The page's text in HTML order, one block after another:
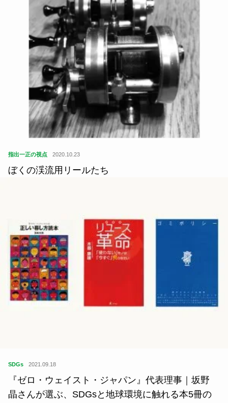
指出一正の視点 2020.10.23
ぼくの渓流用リールたち
SDGs 2021.09.18
『ゼロ・ウェイスト・ジャパン』代表理事｜坂野
晶さんが選ぶ、SDGsと地球環境に触れる本5冊の